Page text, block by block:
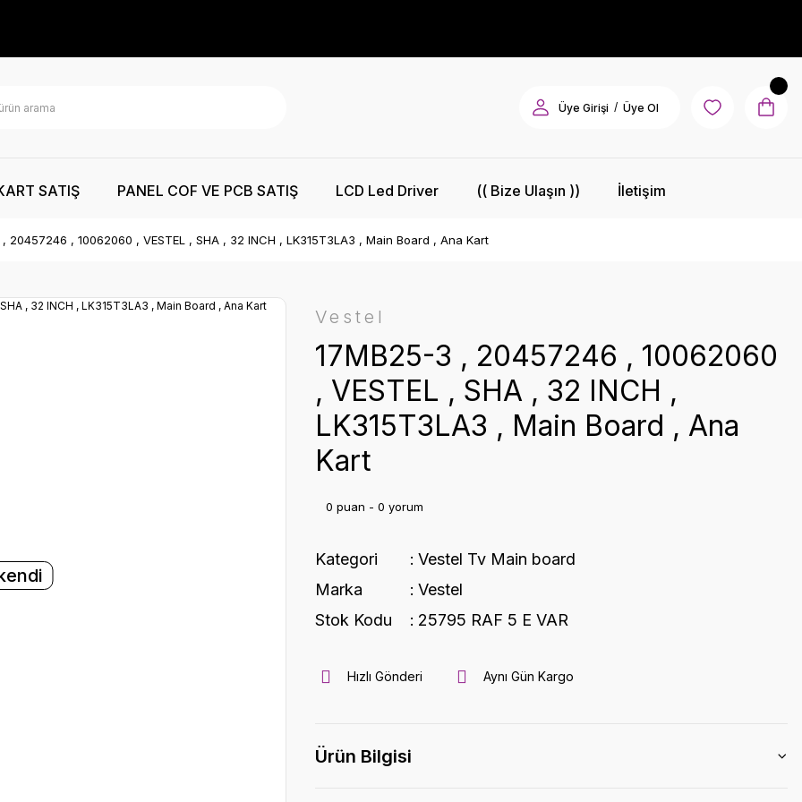
Üye Girişi / Üye Ol
SATIŞ PANEL COF VE PCB SATIŞ LCD Led Driver (( Bize Ulaşın )) İletişim
20457246 , 10062060 , VESTEL , SHA , 32 INCH , LK315T3LA3 , Main Board , Ana Kart
Vestel
17MB25-3 , 20457246 , 10062060
, VESTEL , SHA , 32 INCH ,
LK315T3LA3 , Main Board , Ana
Kart
0 puan - 0 yorum
Kategori
Vestel Tv Main board
Marka
Vestel
Stok Kodu
25795 RAF 5 E VAR
Hızlı Gönderi Aynı Gün Kargo
Ürün Bilgisi